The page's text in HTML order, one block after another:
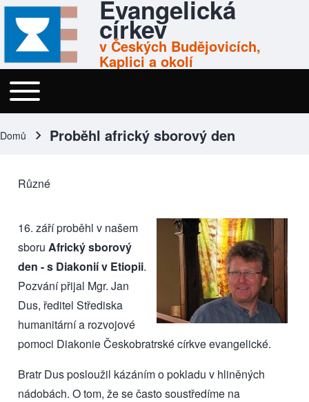
Skip to header
Skip to main navigation
Přejít k hlavnímu obsahu
Skip to footer Evangelická
církev
v Českých Budějovicích,
Kaplici a okolí
Menu
Toggle main menu
Domů Proběhl africký sborový den
Různé
16. září proběhl v našem
sboru Africký sborový
den - s Diakonií v Etiopii.
Pozvání přijal Mgr. Jan
Dus, ředitel Střediska
humanitární a rozvojové
pomoci Diakonie Českobratrské církve evangelické.
Bratr Dus posloužil kázáním o pokladu v hliněných
nádobách. O tom, že se často soustředíme na